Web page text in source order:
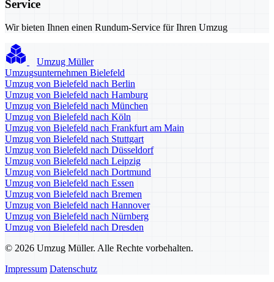
Service
Wir bieten Ihnen einen Rundum-Service für Ihren Umzug
Umzug Müller
Umzugsunternehmen Bielefeld
Umzug von Bielefeld nach Berlin
Umzug von Bielefeld nach Hamburg
Umzug von Bielefeld nach München
Umzug von Bielefeld nach Köln
Umzug von Bielefeld nach Frankfurt am Main
Umzug von Bielefeld nach Stuttgart
Umzug von Bielefeld nach Düsseldorf
Umzug von Bielefeld nach Leipzig
Umzug von Bielefeld nach Dortmund
Umzug von Bielefeld nach Essen
Umzug von Bielefeld nach Bremen
Umzug von Bielefeld nach Hannover
Umzug von Bielefeld nach Nürnberg
Umzug von Bielefeld nach Dresden
© 2026 Umzug Müller. Alle Rechte vorbehalten.
Impressum Datenschutz